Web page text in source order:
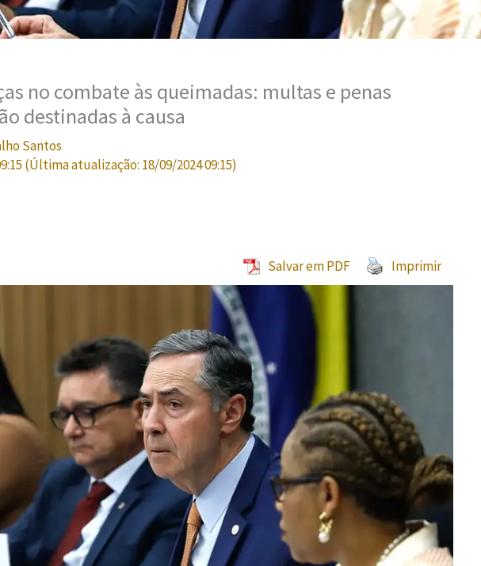
no combate às queimadas: multas e penas
destinadas à causa
Santos
(Última atualização: 18/09/2024 09:15)
Salvar em PDF Imprimir